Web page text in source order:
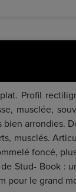
Profil
musclée,
arrondies.
musclés.
foncé,
Stud- Book :
pour le grand